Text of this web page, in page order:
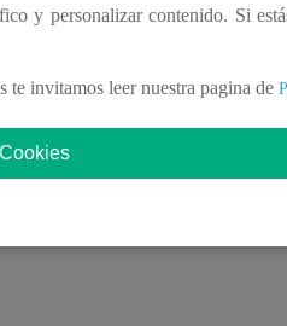
y personalizar contenido. Si
te invitamos leer nuestra pagina de